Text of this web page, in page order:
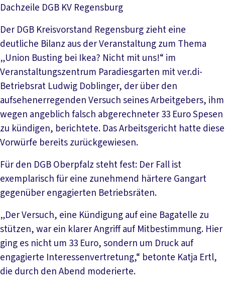
Dachzeile DGB KV Regensburg
Der DGB Kreisvorstand Regensburg zieht eine
deutliche Bilanz aus der Veranstaltung zum Thema
„Union Busting bei Ikea? Nicht mit uns!“ im
Veranstaltungszentrum Paradiesgarten mit ver.di-
Betriebsrat Ludwig Doblinger, der über den
aufsehenerregenden Versuch seines Arbeitgebers, ihm
wegen angeblich falsch abgerechneter 33 Euro Spesen
zu kündigen, berichtete. Das Arbeitsgericht hatte diese
Vorwürfe bereits zurückgewiesen.
Für den DGB Oberpfalz steht fest: Der Fall ist
exemplarisch für eine zunehmend härtere Gangart
gegenüber engagierten Betriebsräten.
„Der Versuch, eine Kündigung auf eine Bagatelle zu
stützen, war ein klarer Angriff auf Mitbestimmung. Hier
ging es nicht um 33 Euro, sondern um Druck auf
engagierte Interessenvertretung,“ betonte Katja Ertl,
die durch den Abend moderierte.